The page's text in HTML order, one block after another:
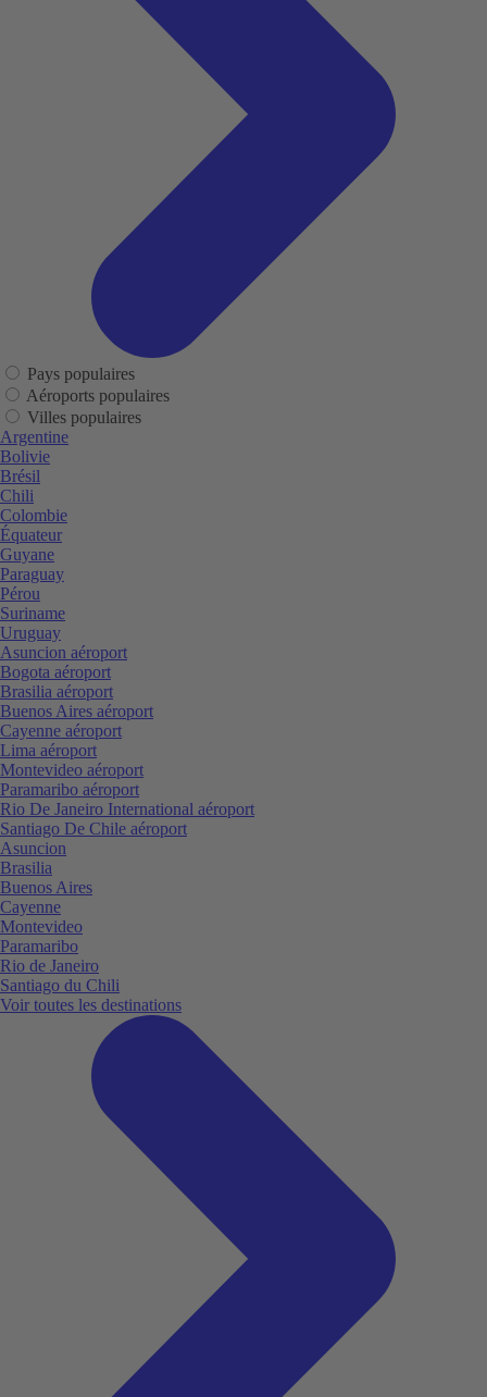
Pays populaires
Aéroports populaires
Villes populaires
Argentine
Bolivie
Brésil
Chili
Colombie
Équateur
Guyane
Paraguay
Pérou
Suriname
Uruguay
Asuncion aéroport
Bogota aéroport
Brasilia aéroport
Buenos Aires aéroport
Cayenne aéroport
Lima aéroport
Montevideo aéroport
Paramaribo aéroport
Rio De Janeiro International aéroport
Santiago De Chile aéroport
Asuncion
Brasilia
Buenos Aires
Cayenne
Montevideo
Paramaribo
Rio de Janeiro
Santiago du Chili
Voir toutes les destinations